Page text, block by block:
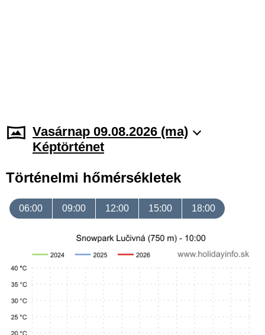
Vasárnap 09.08.2026 (ma)
Képtörténet
Történelmi hőmérsékletek
06:00 09:00 12:00 15:00 18:00